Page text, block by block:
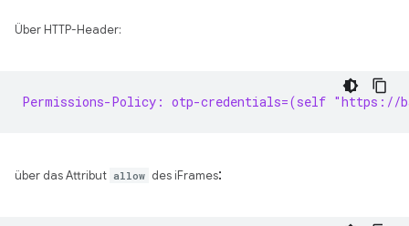
Über HTTP-Header:
Permissions-Policy: otp-credentials=(self "https://
über das Attribut allow des iFrames: